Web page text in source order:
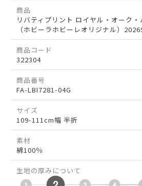
商品
リバティプリント ロイヤル・オーク
（ホビーラホビーレオリジナル）
商品コード
322304
商品番号
FA-LBI7281-04G
サイズ
109-111cm幅 半折
素材
綿100％
生地の厚みについて